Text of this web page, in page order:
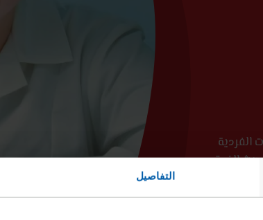
التفاصيل
الفردية
حيث الذوق